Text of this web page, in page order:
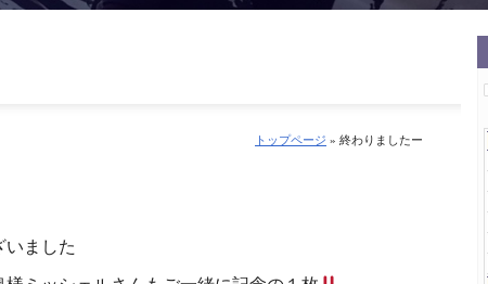
トップページ » 終わりましたー
いました